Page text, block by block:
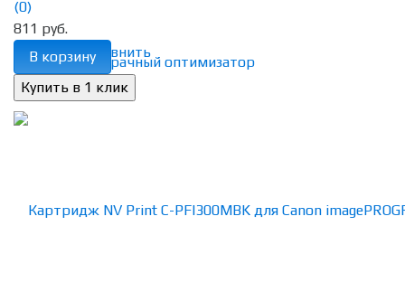
избранное сравнить
(0)
811 руб.
В корзину